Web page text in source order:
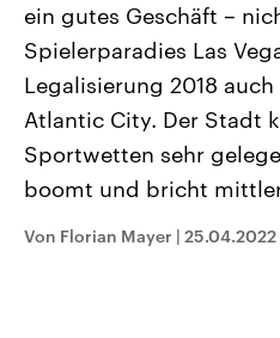
Landtagswahl Sachsen-Anhalt
2026
Alle Informationen
Sachsen-Anhalt wählt am 6.
September 2026 einen neuen
Landtag. Seit 2021 wird das
Bundesland von einer
Umfragen, Prognosen,
Wahlprogramme, aktuelle
ein gutes Geschäft –
Spielerparadies Las
Legalisierung 2018
Atlantic City. Der Stadt
Sportwetten sehr
boomt und bricht
Von Florian Mayer | 25.04.2022